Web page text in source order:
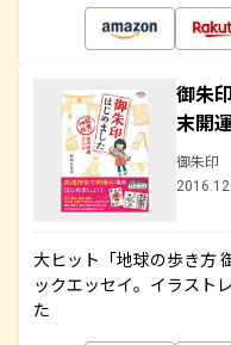
御朱
末開
御朱印
大ヒット「地球の歩き方
ックエッセイ。イラスト
た